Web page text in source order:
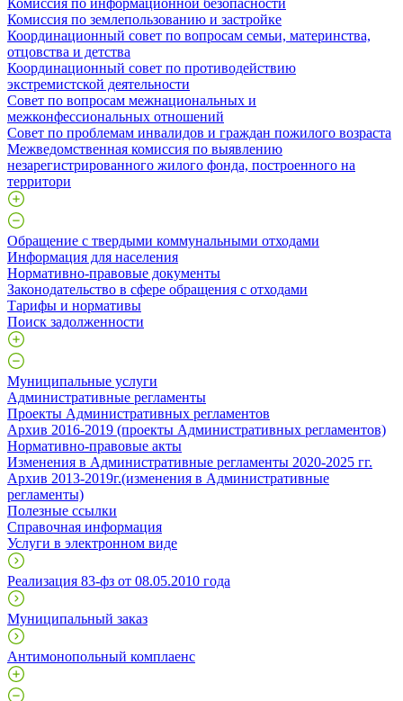
Комиссия по землепользованию и застройке
Координационный совет по вопросам семьи, материнства,
отцовства и детства
Координационный совет по противодействию
экстремистской деятельности
Совет по вопросам межнациональных и
межконфессиональных отношений
Совет по проблемам инвалидов и граждан пожилого возраста
Межведомственная комиссия по выявлению
незарегистрированного жилого фонда, построенного на
территори
Обращение с твердыми коммунальными отходами
Информация для населения
Нормативно-правовые документы
Законодательство в сфере обращения с отходами
Тарифы и нормативы
Поиск задолженности
Муниципальные услуги
Административные регламенты
Проекты Административных регламентов
Архив 2016-2019 (проекты Административных регламентов)
Нормативно-правовые акты
Изменения в Административные регламенты 2020-2025 гг.
Архив 2013-2019г.(изменения в Административные
регламенты)
Полезные ссылки
Справочная информация
Услуги в электронном виде
Реализация 83-фз от 08.05.2010 года
Муниципальный заказ
Антимонопольный комплаенс